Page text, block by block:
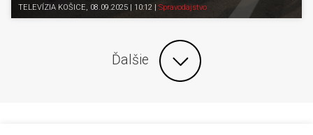
TELEVÍZIA KOŠICE, 08.09.2025 | 10:12 Spravodajstvo
Ďalšie